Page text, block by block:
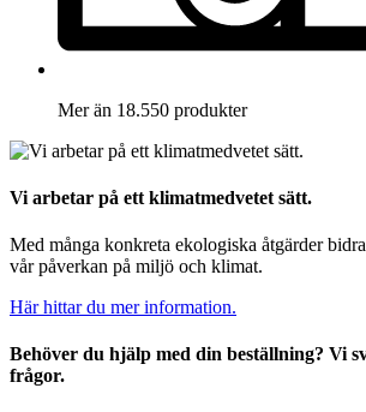
Mer än 18.550 produkter
Vi arbetar på ett klimatmedvetet sätt.
Med många konkreta ekologiska åtgärder
vår påverkan på miljö och klimat.
Här hittar du mer information.
Behöver du hjälp med din beställning? Vi
frågor.